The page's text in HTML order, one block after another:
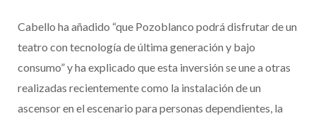
Cabello ha añadido “que Pozoblanco podrá disfrutar de un
teatro con tecnología de última generación y bajo
consumo” y ha explicado que esta inversión se une a otras
realizadas recientemente como la instalación de un
ascensor en el escenario para personas dependientes, la